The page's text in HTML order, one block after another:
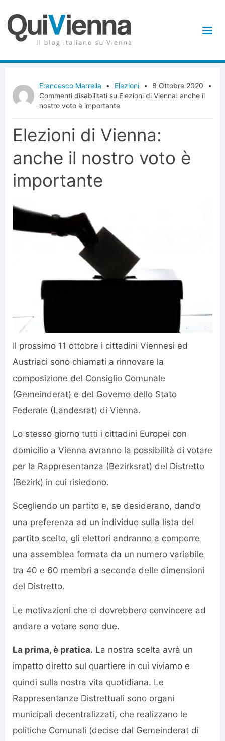
Francesco Marrella • Elezioni • 8 Ottobre 2020
•
Commenti disabilitati su Elezioni di Vienna: anche il
nostro voto è importante
Elezioni di Vienna:
anche il nostro voto è
importante
Il prossimo 11 ottobre i cittadini Viennesi ed
Austriaci sono chiamati a rinnovare la
composizione del Consiglio Comunale
(Gemeinderat) e del Governo dello Stato
Federale (Landesrat) di Vienna.
Lo stesso giorno tutti i cittadini Europei con
domicilio a Vienna avranno la possibilità di votare
per la Rappresentanza (Bezirksrat) del Distretto
(Bezirk) in cui risiedono.
Scegliendo un partito e, se desiderano, dando
una preferenza ad un individuo sulla lista del
partito scelto, gli elettori andranno a comporre
una assemblea formata da un numero variabile
tra 40 e 60 membri a seconda delle dimensioni
del Distretto.
Le motivazioni che ci dovrebbero convincere ad
andare a votare sono due.
La prima, è pratica. La nostra scelta avrà un
impatto diretto sul quartiere in cui viviamo e
quindi sulla nostra vita quotidiana. Le
Rappresentanze Distrettuali sono organi
municipali decentralizzati, che realizzano le
politiche Comunali (decise dal Gemeinderat di